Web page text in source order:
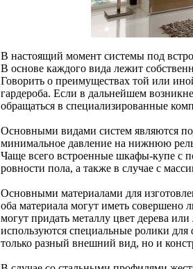
В настоящий момент системы под
В основе каждого вида лежит
Говорить о преимуществах той или
гардероба. Если в дальнейшем
обращаться в специализированные
Основными видами систем являются
минимальное давление на нижнюю
Чаще всего встроенные шкафы-купе с
ровности пола, а также в случае с
Основными материалами для
оба материала могут иметь
могут придать металлу цвет дерева
используются специальные ролики
только разный внешний вид, но и